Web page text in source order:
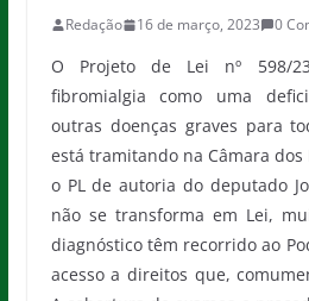
Redação 16 de março, 2023 0
O Projeto de Lei nº 598/
fibromialgia como uma
outras doenças graves para
está tramitando na Câmara
o PL de autoria do deputado
não se transforma em Lei,
diagnóstico têm recorrido ao
acesso a direitos que,